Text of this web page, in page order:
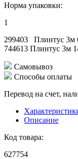
Норма упаковки:
1
299403 Плинтус 3м
744613 Плинтус 3м
Самовывоз
Способы оплаты
Перевод на счет,
Описание
Код товара:
627754